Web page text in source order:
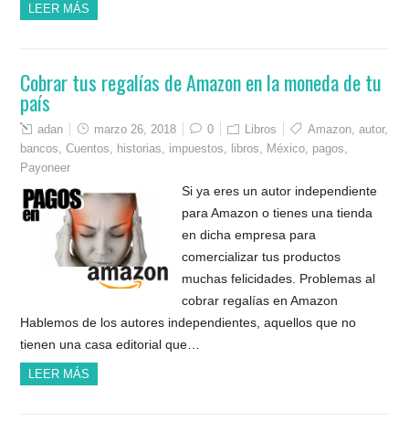
LEER MÁS
Cobrar tus regalías de Amazon en la moneda de tu
país
adan marzo 26, 2018 0 Libros Amazon ,autor,
bancos ,Cuentos historias impuestos libros México pagos
Payoneer
Si ya eres un autor independiente
para Amazon o tienes una tienda
en dicha empresa para
comercializar tus productos
muchas felicidades. Problemas al
cobrar regalías en Amazon
Hablemos de los autores independientes, aquellos que no
tienen una casa editorial que…
LEER MÁS